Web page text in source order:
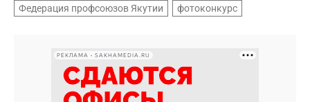
Федерация профсоюзов Якутии фотоконкурс
РЕКЛАМА • SAKHAMEDIA.RU